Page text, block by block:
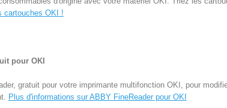
cartouches OKI !
pour OKI
gratuit pour votre imprimante multifonction OKI, pour
Plus d'informations sur ABBY FineReader pour OKI